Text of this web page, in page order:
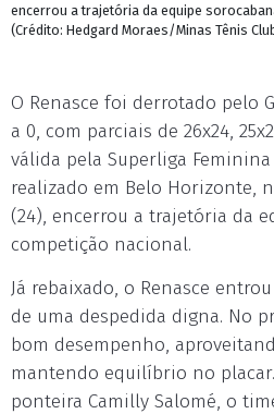
encerrou a trajetória da equipe
(Crédito: Hedgard Moraes/Minas Tênis
O Renasce foi derrotado pelo
a 0, com parciais de 26x24,
válida pela Superliga
realizado em Belo Horizonte,
(24), encerrou a trajetória da
competição nacional.
Já rebaixado, o Renasce
de uma despedida digna. No
bom desempenho,
mantendo equilíbrio no
ponteira Camilly Salomé, o